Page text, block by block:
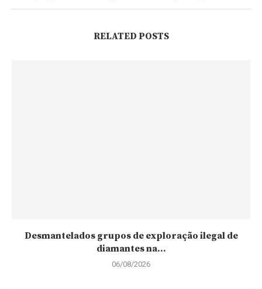
RELATED POSTS
Desmantelados grupos de exploração ilegal de
diamantes na...
06/08/2026